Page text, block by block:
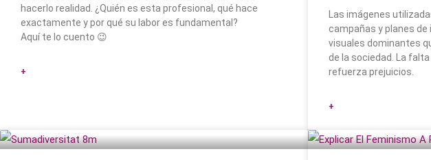
hacerlo realidad. ¿Quién es esta profesional, qué hace
exactamente y por qué su labor es fundamental?
Aquí te lo cuento 😉
+
Las imágenes
campañas y planes
visuales dominantes
de la sociedad. La
refuerza prejuicios.
+